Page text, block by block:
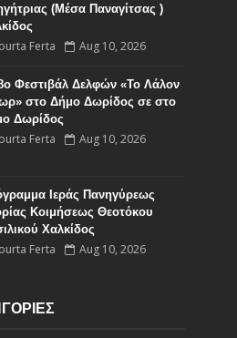
(Μέσα Παναγίτσας )
Ferta Aug 10, 2026
Φεστιβάλ Δελφών «Το Λάλον
στο Δήμο Δωρίδος σε στο
Δωρίδος
Ferta Aug 10, 2026
Ιεράς Πανηγύρεως
Κοιμήσεως Θεοτόκου
Χαλκίδος
Ferta Aug 10, 2026
Χαλκιδέων συμμετείχε